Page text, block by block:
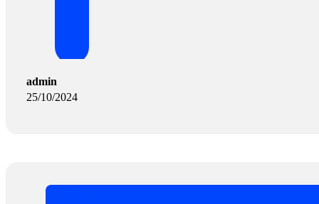
admin
25/10/2024